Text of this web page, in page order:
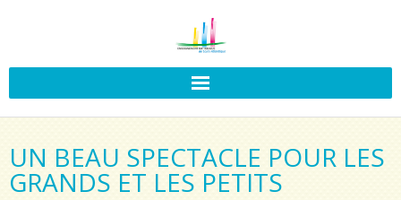
UN BEAU SPECTACLE POUR LES
GRANDS ET LES PETITS